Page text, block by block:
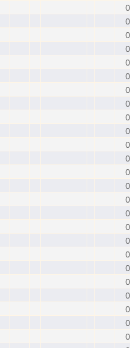
0
0
0
0
0
0
0
0
0
0
0
0
0
0
0
0
0
0
0
0
0
0
0
0
0